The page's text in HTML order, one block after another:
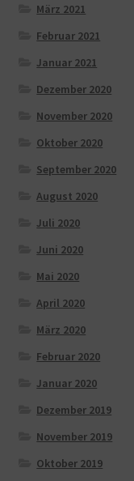
März 2021
Februar 2021
Januar 2021
Dezember 2020
November 2020
Oktober 2020
September 2020
August 2020
Juli 2020
Juni 2020
Mai 2020
April 2020
März 2020
Februar 2020
Januar 2020
Dezember 2019
November 2019
Oktober 2019